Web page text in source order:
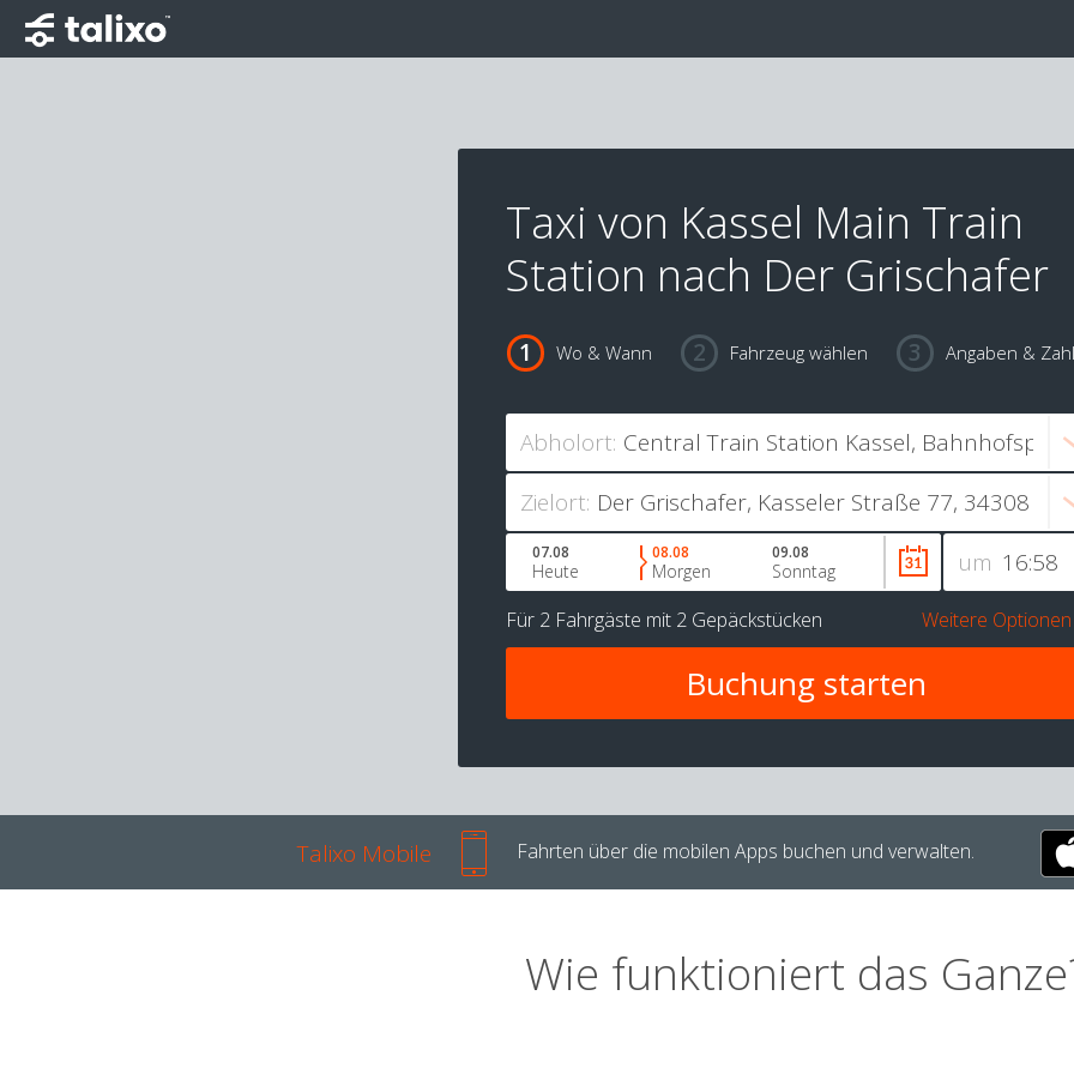
Taxi von Kassel Main Train
Station nach Der Grischafer
Wo & Wann Fahrzeug wählen Angaben &
Abholort:
Zielort:
um
07.08
Heute
08.08
Morgen
09.08
Sonntag
Für 2 Fahrgäste mit 2 Gepäckstücken Weitere Optionen
Talixo Mobile Fahrten über die mobilen Apps buchen und verwalten.
Wie funktioniert das